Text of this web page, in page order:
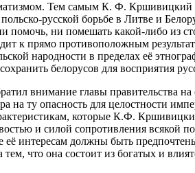
Тем самым К. Ф. Кршивицкий
русской борьбе в Литве и
ни помешать какой-либо из
к прямо противоположным
народности в пределах её
белорусов для восприятия
внимание главы правительства
ту опасность для целостности
которые К.Ф.
и силой сопротивления всякой
её интересам должны быть
что она состоит из богатых и